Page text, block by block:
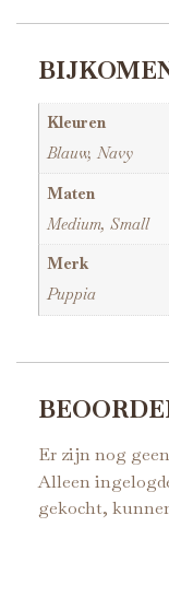
Kleuren
Blauw, Navy
Maten
Medium, Small
Merk
Puppia
Er zijn nog
Alleen
gekocht,